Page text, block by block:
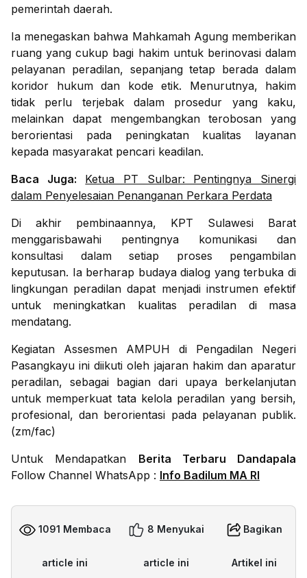
pemerintah daerah.
Ia menegaskan bahwa Mahkamah Agung memberikan
ruang yang cukup bagi hakim untuk berinovasi dalam
pelayanan peradilan, sepanjang tetap berada dalam
koridor hukum dan kode etik. Menurutnya, hakim
tidak perlu terjebak dalam prosedur yang kaku,
melainkan dapat mengembangkan terobosan yang
berorientasi pada peningkatan kualitas layanan
kepada masyarakat pencari keadilan.
Baca Juga:
Ketua PT Sulbar: Pentingnya Sinergi
dalam Penyelesaian Penanganan Perkara Perdata
Di akhir pembinaannya, KPT Sulawesi Barat
menggarisbawahi pentingnya komunikasi dan
konsultasi dalam setiap proses pengambilan
keputusan. Ia berharap budaya dialog yang terbuka di
lingkungan peradilan dapat menjadi instrumen efektif
untuk meningkatkan kualitas peradilan di masa
mendatang.
Kegiatan Assesmen AMPUH di Pengadilan Negeri
Pasangkayu ini diikuti oleh jajaran hakim dan aparatur
peradilan, sebagai bagian dari upaya berkelanjutan
untuk memperkuat tata kelola peradilan yang bersih,
profesional, dan berorientasi pada pelayanan publik.
(zm/fac)
Untuk Mendapatkan Berita Terbaru Dandapala
Follow Channel WhatsApp : Info Badilum MA RI
1091 Membaca
article ini
8 Menyukai
article ini
Bagikan
Artikel ini